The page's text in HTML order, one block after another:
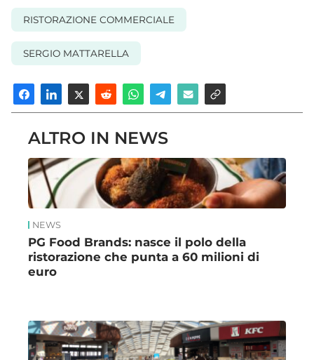
RISTORAZIONE COMMERCIALE
SERGIO MATTARELLA
ALTRO IN NEWS
NEWS
PG Food Brands: nasce il polo della
ristorazione che punta a 60 milioni di
euro